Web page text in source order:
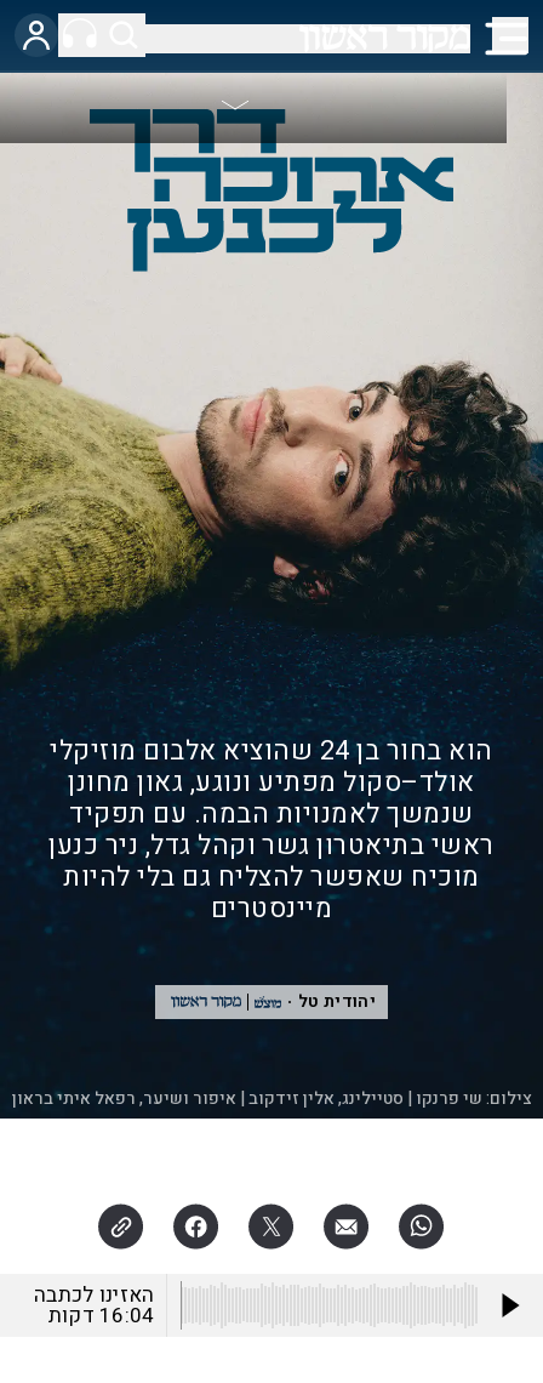
צילום:שי פרנקו | סטיילינג, אלין זידקוב | איפור ושיער, רפאל איתי בראון
הוא בחור בן 24 שהוציא אלבום מוזיקלי
אולד–סקול מפתיע ונוגע, גאון מחונן
שנמשך לאמנויות הבמה. עם תפקיד
ראשי בתיאטרון גשר וקהל גדל, ניר כנען
מוכיח שאפשר להצליח גם בלי להיות
מיינסטרים
יהודית טל
האזינו לכתבה
16:04 דקות